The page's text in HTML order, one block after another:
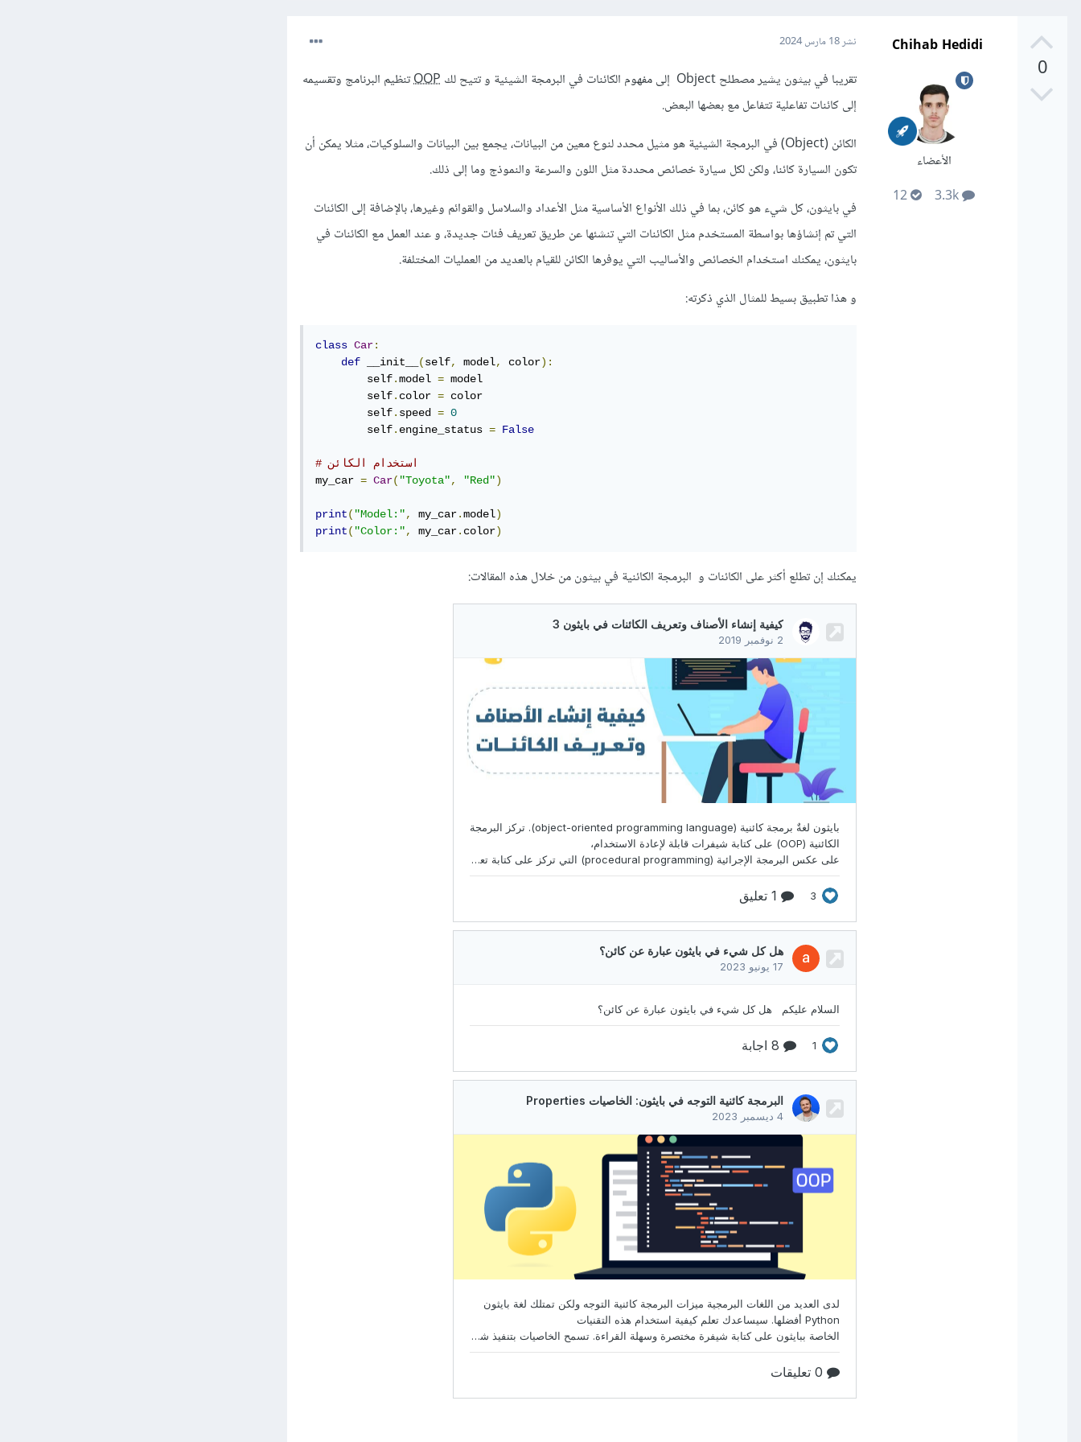
0
Chihab Hedidi
الأعضاء
نشر18 مارس 2024
تقريبا في بيثون يشير مصطلح Object إلى مفهوم الكائنات في البرمجة الشيئية و تتيح لك OOPتنظيم البرنامج وتقسيمه
إلى كائنات تفاعلية تتفاعل مع بعضها البعض.
الكائن (Object) في البرمجة الشيئية هو مثيل محدد لنوع معين من البيانات، يجمع بين البيانات والسلوكيات، مثلا يمكن أن
تكون السيارة كائنا، ولكن لكل سيارة خصائص محددة مثل اللون والسرعة والنموذج وما إلى ذلك.
في بايثون، كل شيء هو كائن، بما في ذلك الأنواع الأساسية مثل الأعداد والسلاسل والقوائم وغيرها، بالإضافة إلى الكائنات
التي تم إنشاؤها بواسطة المستخدم مثل الكائنات التي تنشئها عن طريق تعريف فئات جديدة، و عند العمل مع الكائنات في
بايثون، يمكنك استخدام الخصائص والأساليب التي يوفرها الكائن للقيام بالعديد من العمليات المختلفة.
و هذا تطبيق بسيط للمثال الذي ذكرته:
class Car:
def __init__ (self, model, color):
        self
.model = model
        self
. color = color
        self
. speed = 0
        self
. engine_status = False
# استخدام الكائن
my_car = Car( "Toyota", "Red")
print( "Model:", my_car.model)
print( "Color:", my_car. color)
يمكنك إن تطلع أكثر على الكائنات و البرمجة الكائنية في بيثون من خلال هذه المقالات: